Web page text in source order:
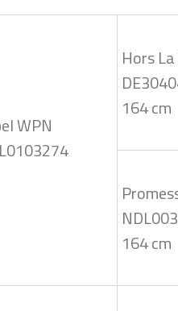
WPN
Hors
164 cm
164 cm